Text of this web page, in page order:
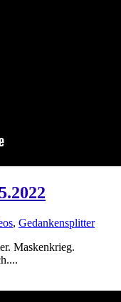
, Gedankensplitter
Maskenkrieg.